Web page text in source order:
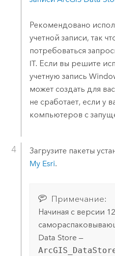
Рекомендовано
учетной записи, так
потребоваться
IT. Если вы решите
учетную запись
может создать для
не сработает, если у
компьютеров с
Загрузите пакеты
My Esri.
Примечание:
Начиная с версии
Data Store—